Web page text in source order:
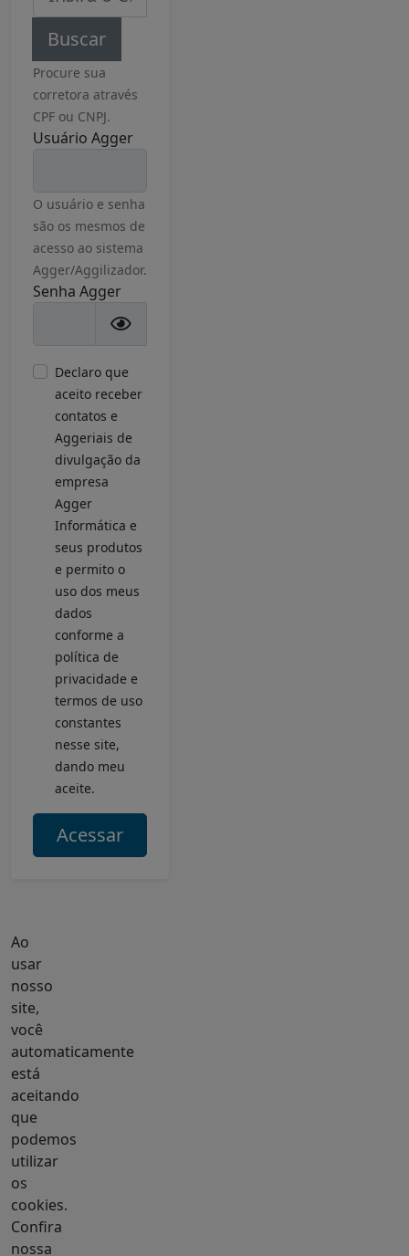
Procure sua
corretora através
CPF ou CNPJ.
Usuário Agger
O usuário e senha
são os mesmos de
acesso ao sistema
Agger/Aggilizador.
Senha Agger
Declaro que
aceito receber
contatos e
Aggeriais de
divulgação da
empresa
Agger
Informática e
seus produtos
e permito o
uso dos meus
dados
conforme a
política de
privacidade e
termos de uso
constantes
nesse site,
dando meu
aceite.
Acessar
Ao
usar
nosso
site,
você
automaticamente
está
aceitando
que
podemos
utilizar
os
cookies.
Confira
nossa